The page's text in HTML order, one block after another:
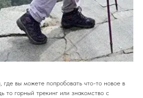
где вы можете попробовать что-то новое в
то горный трекинг или знакомство с